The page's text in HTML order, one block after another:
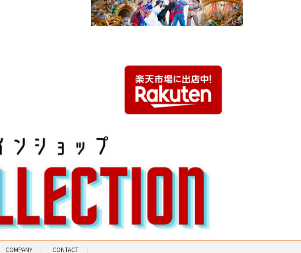
COMPANY CONTACT